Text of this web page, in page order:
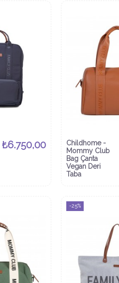
₺6.750,00
Childhome -
Mommy Club
Bag Çanta
Vegan Deri
Taba
-25%